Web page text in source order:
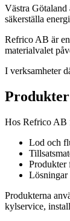
Västra
säkerställa
Refrico AB är
materialvalet
I verksamheter
Hos Refrico AB
Lod och
Produkter
Lösningar
Produkterna
kylservice,